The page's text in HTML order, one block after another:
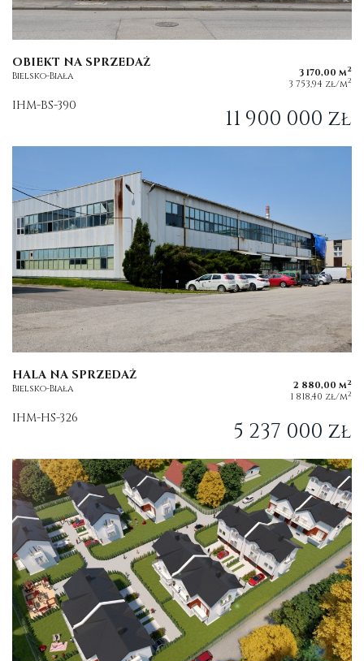
OBIEKT NA SPRZEDAŻ
Bielsko-Biała 3 170,00 m2
3 753,94 zł/m2
IHM-BS-390 11 900 000 zł
HALA NA SPRZEDAŻ
Bielsko-Biała 2 880,00 m2
1 818,40 zł/m2
IHM-HS-326 5 237 000 zł